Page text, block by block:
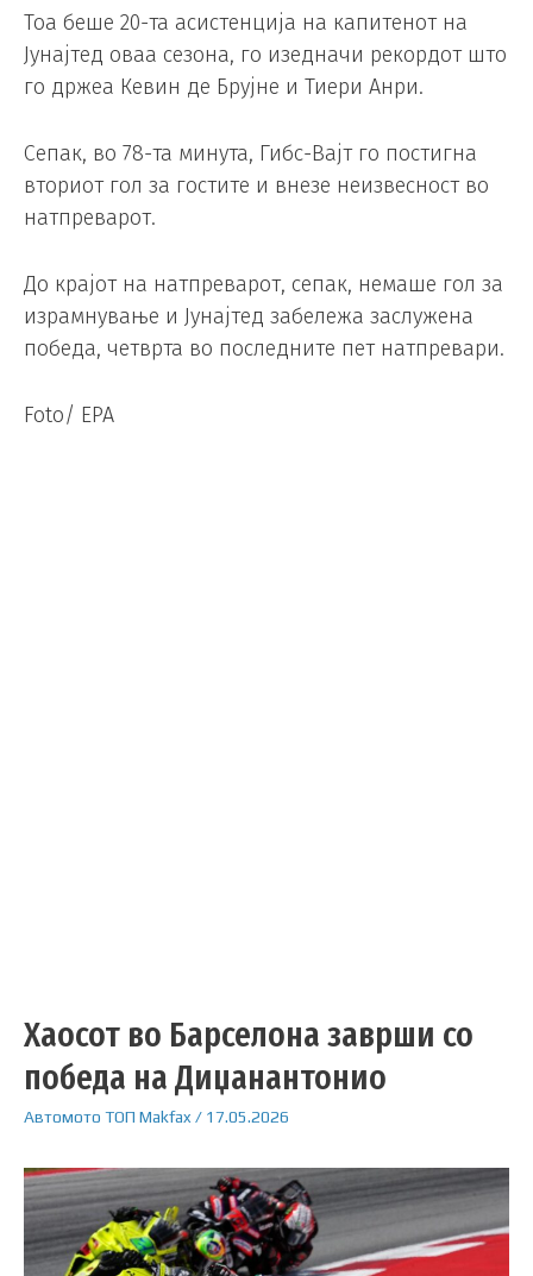
Тоа беше 20-та асистенција на капитенот на
Јунајтед оваа сезона, го изедначи рекордот што
го држеа Кевин де Брујне и Тиери Анри.
Сепак, во 78-та минута, Гибс-Вајт го постигна
вториот гол за гостите и внезе неизвесност во
натпреварот.
До крајот на натпреварот, сепак, немаше гол за
израмнување и Јунајтед забележа заслужена
победа, четврта во последните пет натпревари.
Foto/ EPA
Хаосот во Барселона заврши со
победа на Диџанантонио
Автомото ТОП Makfax/ 17.05.2026